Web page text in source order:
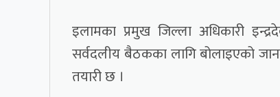
इलामका प्रमुख जिल्ला अधिकारी
सर्वदलीय बैठकका लागि बोलाइएको
तयारी छ ।